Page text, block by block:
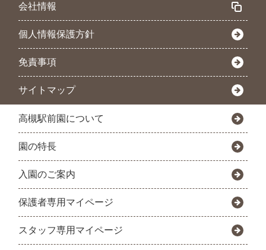
会社情報
個人情報保護方針
免責事項
サイトマップ
高槻駅前園について
園の特長
入園のご案内
保護者専用マイページ
スタッフ専用マイページ